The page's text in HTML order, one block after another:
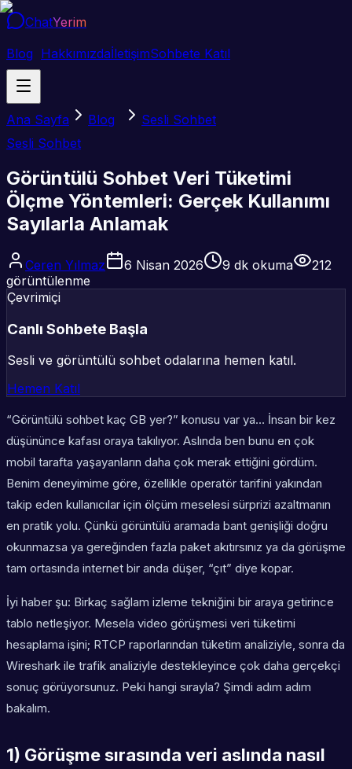
ChatYerim
Blog HakkımızdaİletişimSohbete Katıl
Ana Sayfa Blog
Sesli Sohbet
Sesli Sohbet
Görüntülü Sohbet Veri Tüketimi
Ölçme Yöntemleri: Gerçek Kullanımı
Sayılarla Anlamak
Ceren Yılmaz 6 Nisan 2026 9 dk okuma
212
görüntülenme
Çevrimiçi
Canlı Sohbete Başla
Sesli ve görüntülü sohbet odalarına hemen katıl.
Hemen Katıl
“Görüntülü sohbet kaç GB yer?” konusu var ya… İnsan bir kez
düşününce kafası oraya takılıyor. Aslında ben bunu en çok
mobil tarafta yaşayanların daha çok merak ettiğini gördüm.
Benim deneyimime göre, özellikle operatör tarifini yakından
takip eden kullanıcılar için ölçüm meselesi sürprizi azaltmanın
en pratik yolu. Çünkü görüntülü aramada bant genişliği doğru
okunmazsa ya gereğinden fazla paket akıtırsınız ya da görüşme
tam ortasında internet bir anda düşer, “çıt” diye kopar.
İyi haber şu: Birkaç sağlam izleme tekniğini bir araya getirince
tablo netleşiyor. Mesela video görüşmesi veri tüketimi
hesaplama işini; RTCP raporlarından tüketim analiziyle, sonra da
Wireshark ile trafik analiziyle destekleyince çok daha gerçekçi
sonuç görüyorsunuz. Peki hangi sırayla? Şimdi adım adım
bakalım.
1) Görüşme sırasında veri aslında nasıl